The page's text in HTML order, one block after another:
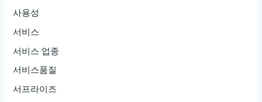
사용성
서비스
서비스 업종
서비스품질
서프라이즈